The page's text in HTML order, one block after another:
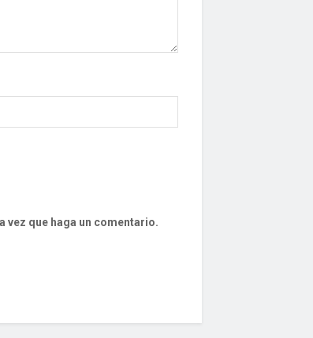
vez que haga un comentario.